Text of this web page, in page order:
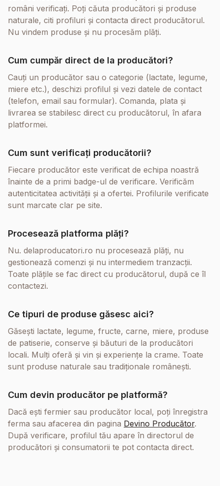
români verificați. Poți căuta producători și produse
naturale, citi profiluri și contacta direct producătorul.
Nu vindem produse și nu procesăm plăți.
Cum cumpăr direct de la producători?
Cauți un producător sau o categorie (lactate, legume,
miere etc.), deschizi profilul și vezi datele de contact
(telefon, email sau formular). Comanda, plata și
livrarea se stabilesc direct cu producătorul, în afara
platformei.
Cum sunt verificați producătorii?
Fiecare producător este verificat de echipa noastră
înainte de a primi badge-ul de verificare. Verificăm
autenticitatea activității și a ofertei. Profilurile verificate
sunt marcate clar pe site.
Procesează platforma plăți?
Nu. delaproducatori.ro nu procesează plăți, nu
gestionează comenzi și nu intermediem tranzacții.
Toate plățile se fac direct cu producătorul, după ce îl
contactezi.
Ce tipuri de produse găsesc aici?
Găsești lactate, legume, fructe, carne, miere, produse
de patiserie, conserve și băuturi de la producători
locali. Mulți oferă și vin și experiențe la crame. Toate
sunt produse naturale sau tradiționale românești.
Cum devin producător pe platformă?
Dacă ești fermier sau producător local, poți înregistra
ferma sau afacerea din pagina Devino Producător.
După verificare, profilul tău apare în directorul de
producători și consumatorii te pot contacta direct.